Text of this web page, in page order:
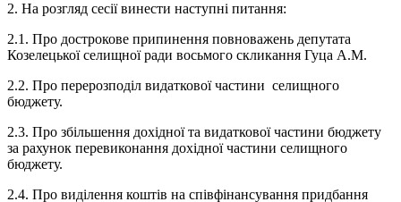
2. На розгляд сесії винести наступні питання:
2.1. Про дострокове припинення повноважень депутата
Козелецької селищної ради восьмого скликання Гуца А.М.
2.2. Про перерозподіл видаткової частини селищного
бюджету.
2.3. Про збільшення дохідної та видаткової частини бюджету
за рахунок перевиконання дохідної частини селищного
бюджету.
2.4. Про виділення коштів на співфінансування придбання